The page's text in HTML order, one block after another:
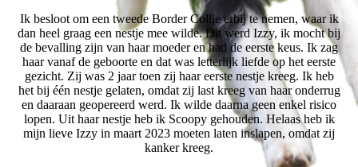
Ik besloot om een tweede Border Collie erbij te nemen, waar ik
dan heel graag een nestje mee wilde. Dit werd Izzy, ik mocht bij
de bevalling zijn van haar moeder en had de eerste keus. Ik zag
haar vanaf de geboorte en dat was letterlijk liefde op het eerste
gezicht. Zij was 2 jaar toen zij haar eerste nestje kreeg. Ik heb
het bij één nestje gelaten, omdat zij last kreeg van haar onderrug
en daaraan geopereerd werd. Ik wilde daarna geen enkel risico
lopen. Uit haar nestje heb ik Scoopy gehouden. Helaas heb ik
mijn lieve Izzy in maart 2023 moeten laten inslapen, omdat zij
kanker kreeg.